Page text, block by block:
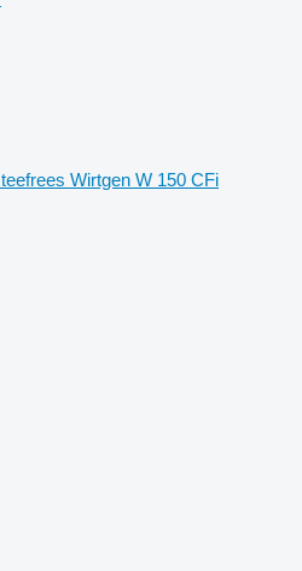
teefrees Wirtgen W 150 CFi